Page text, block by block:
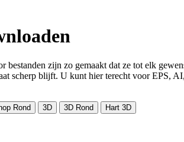
zijn zo gemaakt dat ze tot elk
scherp blijft. U kunt hier terecht voor EPS,
Rond 3D 3D Rond Hart 3D